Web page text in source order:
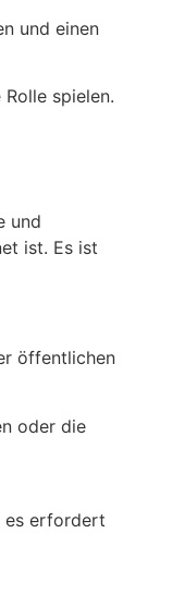
und einen
spielen.
und
ist. Es ist
öffentlichen
oder die
es erfordert